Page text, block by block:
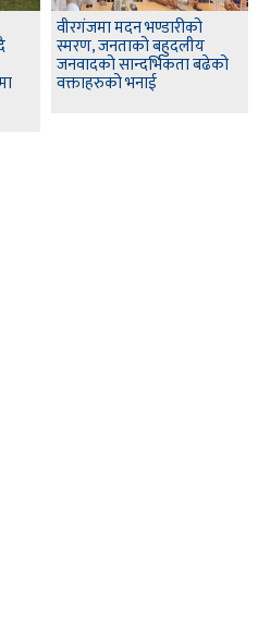
वीरगंजमा मदन भण्डारीको
स्मरण, जनताको बहुदलीय
जनवादको सान्दर्भिकता बढेको
वक्ताहरुको भनाई